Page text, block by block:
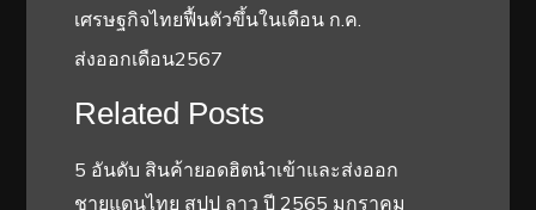
เศรษฐกิจไทยฟื้นตัวขึ้นในเดือน ก.ค.
ส่งออกเดือน2567
Related Posts
5 อันดับ สินค้ายอดฮิตนำเข้าและส่งออก
ชายแดนไทย สปป ลาว ปี 2565 มกราคม